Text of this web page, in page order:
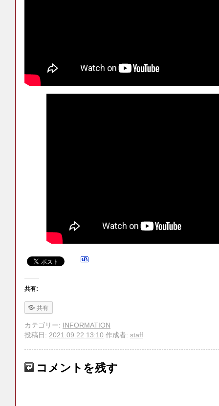
共有:
共有
カテゴリー: INFORMATION
投稿日: 2021.09.22 13:10 作成者: staff
コメントを残す